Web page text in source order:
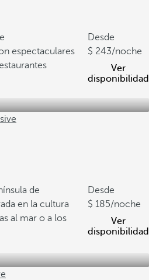
espectaculares
Desde
243/noche
Ver
disponibilidad
de
en la cultura
al mar o a los
Desde
185/noche
Ver
disponibilidad